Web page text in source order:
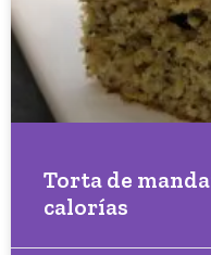
Torta de
calorías